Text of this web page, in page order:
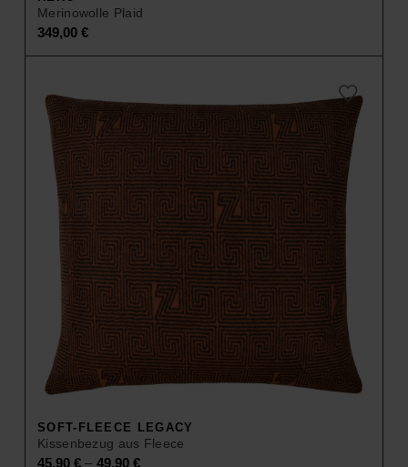
Merinowolle Plaid
349,00 €
SOFT-FLEECE LEGACY
Kissenbezug aus Fleece
45,90 € – 49,90 €